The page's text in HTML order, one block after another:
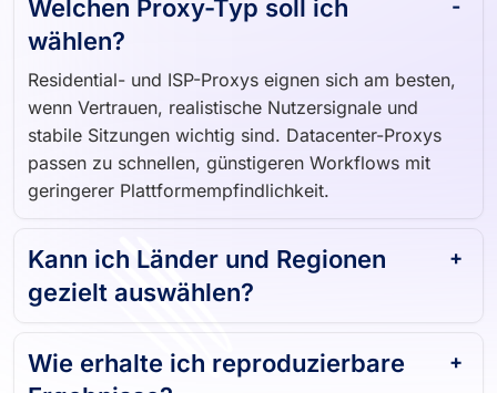
Welchen Proxy-Typ soll ich
wählen?
Residential- und ISP-Proxys eignen sich am besten,
wenn Vertrauen, realistische Nutzersignale und
stabile Sitzungen wichtig sind. Datacenter-Proxys
passen zu schnellen, günstigeren Workflows mit
geringerer Plattformempfindlichkeit.
Kann ich Länder und Regionen
gezielt auswählen?
Wie erhalte ich reproduzierbare